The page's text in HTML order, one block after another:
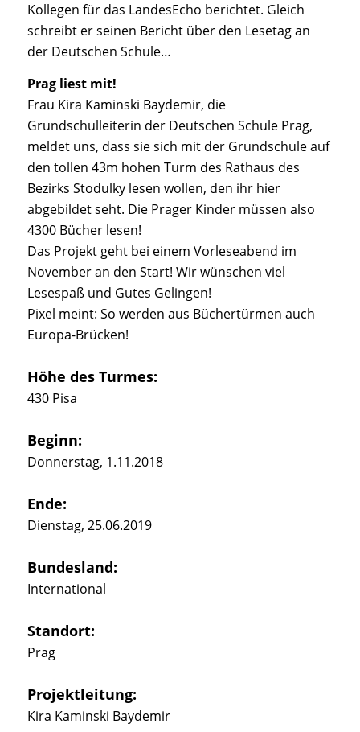
Kollegen für das LandesEcho berichtet. Gleich
schreibt er seinen Bericht über den Lesetag an
der Deutschen Schule…
Prag liest mit!
Frau Kira Kaminski Baydemir, die
Grundschulleiterin der Deutschen Schule Prag,
meldet uns, dass sie sich mit der Grundschule auf
den tollen 43m hohen Turm des Rathaus des
Bezirks Stodulky lesen wollen, den ihr hier
abgebildet seht. Die Prager Kinder müssen also
4300 Bücher lesen!
Das Projekt geht bei einem Vorleseabend im
November an den Start! Wir wünschen viel
Lesespaß und Gutes Gelingen!
Pixel meint: So werden aus Büchertürmen auch
Europa-Brücken!
Höhe des Turmes:
430 Pisa
Beginn:
Donnerstag, 1.11.2018
Ende:
Dienstag, 25.06.2019
Bundesland:
International
Standort:
Prag
Projektleitung:
Kira Kaminski Baydemir